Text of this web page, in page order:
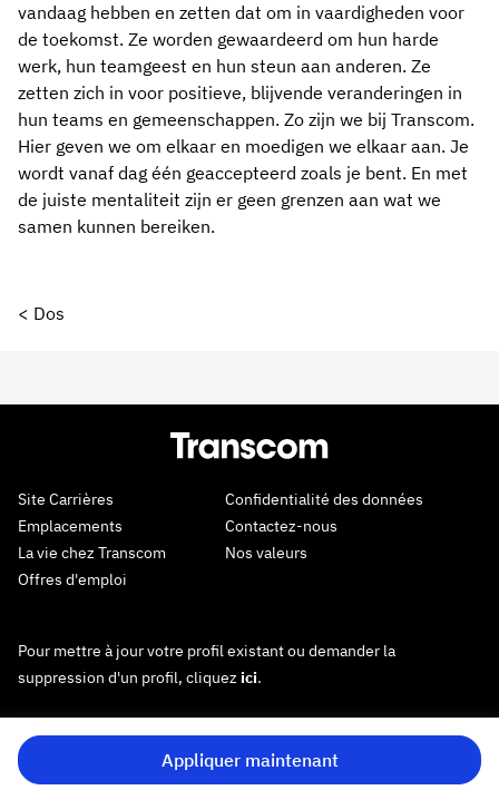
vandaag hebben en zetten dat om in vaardigheden voor
de toekomst. Ze worden gewaardeerd om hun harde
werk, hun teamgeest en hun steun aan anderen. Ze
zetten zich in voor positieve, blijvende veranderingen in
hun teams en gemeenschappen. Zo zijn we bij Transcom.
Hier geven we om elkaar en moedigen we elkaar aan. Je
wordt vanaf dag één geaccepteerd zoals je bent. En met
de juiste mentaliteit zijn er geen grenzen aan wat we
samen kunnen bereiken.
< Dos
Appliquer maintenant
Site Carrières
Emplacements
La vie chez Transcom
Offres d'emploi
Confidentialité des données
Contactez-nous
Nos valeurs
Pour mettre à jour votre profil existant ou demander la
suppression d'un profil, cliquez ici.